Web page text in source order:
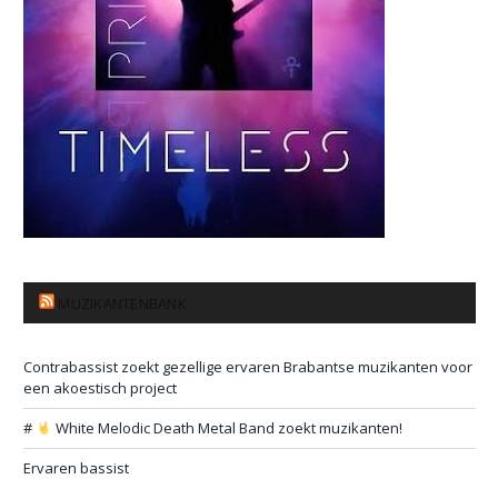
Contrabassist zoekt gezellige ervaren Brabantse muzikanten voor
een akoestisch project
#
White Melodic Death Metal Band zoekt muzikanten!
Ervaren bassist